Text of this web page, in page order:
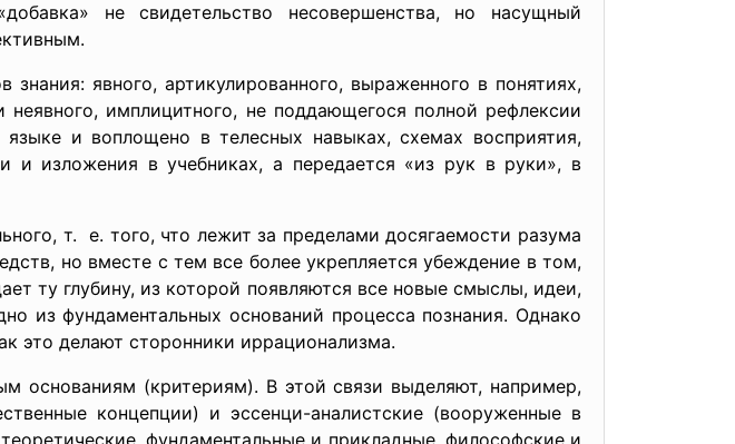
не свидетельство несовершенства, но насущный
знания: явного, артикулированного, выраженного в понятиях,
имплицитного, не поддающегося полной рефлексии
и воплощено в телесных навыках, схемах восприятия,
и изложения в учебниках, а передается «из рук в руки», в
т. е. того, что лежит за пределами досягаемости разума
но вместе с тем все более укрепляется убеждение в том,
ту глубину, из которой появляются все новые смыслы, идеи,
из фундаментальных оснований процесса познания. Однако
это делают сторонники иррационализма.
основаниям (критериям). В этой связи выделяют, например,
концепции) и эссенци-аналистские (вооруженные в
фундаментальные и прикладные, философские и